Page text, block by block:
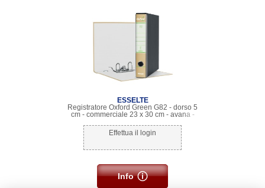
ESSELTE
Registratore Oxford Green G82 - dorso 5
cm - commerciale 23 x 30 cm - avana -
Effettua il login
Info